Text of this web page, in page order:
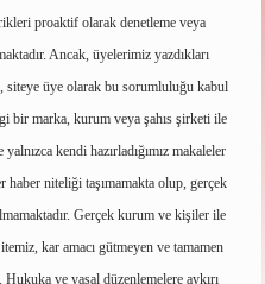
proaktif olarak denetleme veya
Ancak, üyelerimiz yazdıkları
siteye üye olarak bu sorumluluğu kabul
bir marka, kurum veya şahıs şirketi ile
kendi hazırladığımız makaleler
haber niteliği taşımamakta olup, gerçek
Gerçek kurum ve kişiler ile
kar amacı gütmeyen ve tamamen
ve yasal düzenlemelere aykırı